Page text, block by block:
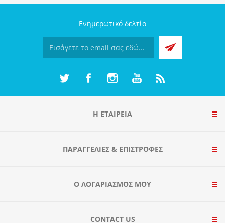
Ενημερωτικό δελτίο
Η ΕΤΑΙΡΕΙΑ
ΠΑΡΑΓΓΕΛΊΕΣ & ΕΠΙΣΤΡΟΦΈΣ
Ο ΛΟΓΑΡΙΑΣΜΌΣ ΜΟΥ
CONTACT US